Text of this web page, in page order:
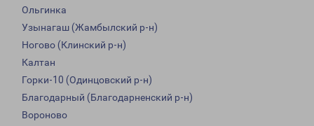
Ольгинка
Узынагаш (Жамбылский р-н)
Ногово (Клинский р-н)
Калтан
Горки-10 (Одинцовский р-н)
Благодарный (Благодарненский р-н)
Вороново